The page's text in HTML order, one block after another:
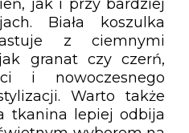
jak i przy bardziej
Biała koszulka
z ciemnymi
granat czy czerń,
i nowoczesnego
Warto także
tkanina lepiej odbija